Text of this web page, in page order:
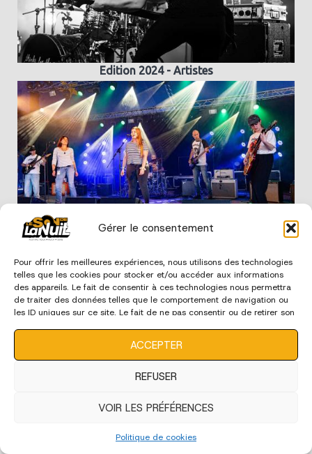
Gérer le consentement
Pour offrir les meilleures expériences, nous utilisons des technologies
telles que les cookies pour stocker et/ou accéder aux informations
des appareils. Le fait de consentir à ces technologies nous permettra
de traiter des données telles que le comportement de navigation ou
les ID uniques sur ce site. Le fait de ne pas consentir ou de retirer son
ACCEPTER
REFUSER
VOIR LES PRÉFÉRENCES
Politique de cookies
Edition 2024 - Artistes
édition 2023